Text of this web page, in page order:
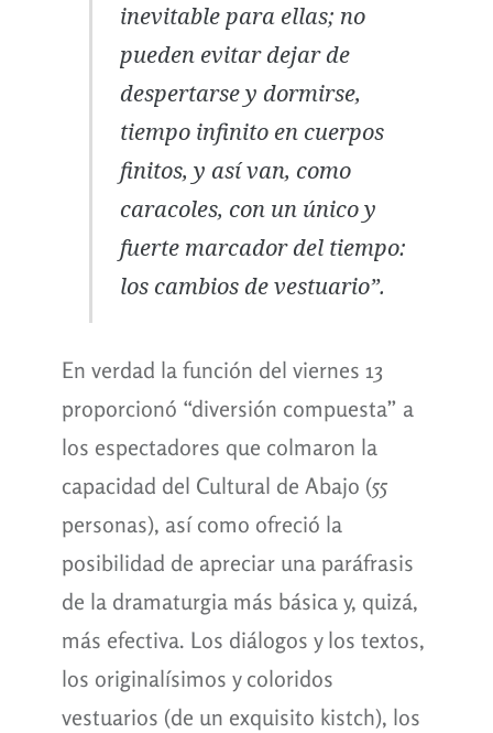
inevitable para ellas; no
pueden evitar dejar de
despertarse y dormirse,
tiempo infinito en cuerpos
finitos, y así van, como
caracoles, con un único y
fuerte marcador del tiempo:
los cambios de vestuario”.
En verdad la función del viernes 13
proporcionó “diversión compuesta” a
los espectadores que colmaron la
capacidad del Cultural de Abajo (55
personas), así como ofreció la
posibilidad de apreciar una paráfrasis
de la dramaturgia más básica y, quizá,
más efectiva. Los diálogos y los textos,
los originalísimos y coloridos
vestuarios (de un exquisito kistch), los